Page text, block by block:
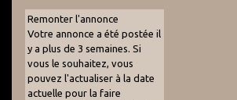
Remonter l'annonce
Votre annonce a été postée il
y a plus de 3 semaines. Si
vous le souhaitez, vous
pouvez l'actualiser à la date
actuelle pour la faire